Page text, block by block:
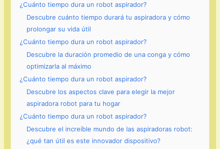
¿Cuánto tiempo dura un robot aspirador?
Descubre cuánto tiempo durará tu aspiradora y cómo
prolongar su vida útil
¿Cuánto tiempo dura un robot aspirador?
Descubre la duración promedio de una conga y cómo
optimizarla al máximo
¿Cuánto tiempo dura un robot aspirador?
Descubre los aspectos clave para elegir la mejor
aspiradora robot para tu hogar
¿Cuánto tiempo dura un robot aspirador?
Descubre el increíble mundo de las aspiradoras robot:
¿qué tan útil es este innovador dispositivo?